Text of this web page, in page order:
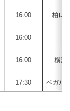
16:00
16:00
16:00
17:30
柏レ
桐
横浜
ベガル